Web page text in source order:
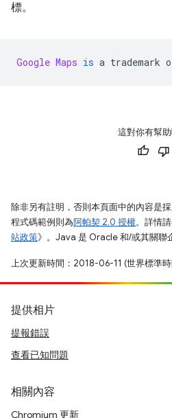
標。
Google Maps is a trademark
這對你有幫助
除非另有註明，否則本頁面中的內容是
程式碼範例則為阿帕契 2.0 授權。詳情
站政策》。Java 是 Oracle 和/或其關聯
上次更新時間：2018-06-11 (世界標準時
提供相片
提報錯誤
查看已知問題
相關內容
Chromium 更新